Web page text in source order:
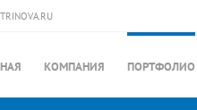
КОМПАНИЯ ПОРТФОЛИО